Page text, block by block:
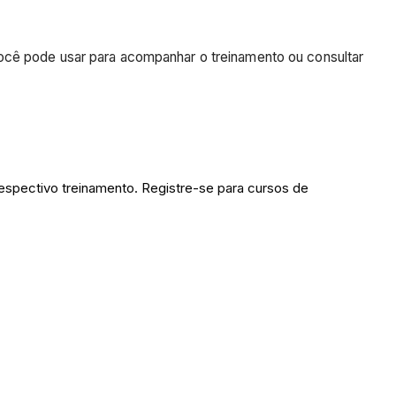
pode usar para acompanhar o treinamento ou consultar
treinamento. Registre-se para cursos de